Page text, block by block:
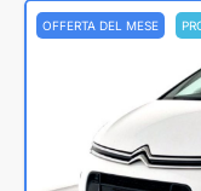
OFFERTA DEL MESE